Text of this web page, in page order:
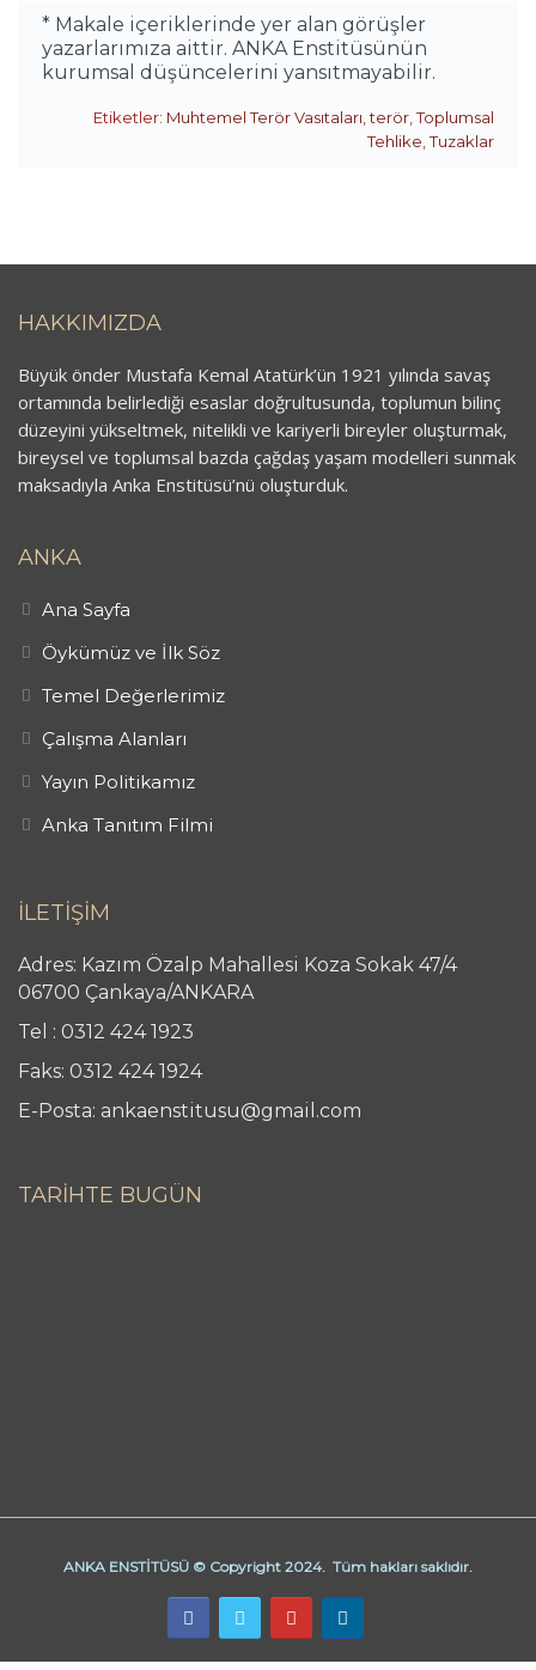
* Makale içeriklerinde yer alan görüşler
yazarlarımıza aittir. ANKA Enstitüsünün
kurumsal düşüncelerini yansıtmayabilir.
Etiketler: Muhtemel Terör Vasıtaları,terör,Toplumsal
Tehlike,Tuzaklar
HAKKIMIZDA
Büyük önder Mustafa Kemal Atatürk’ün 1921 yılında savaş
ortamında belirlediği esaslar doğrultusunda, toplumun bilinç
düzeyini yükseltmek, nitelikli ve kariyerli bireyler oluşturmak,
bireysel ve toplumsal bazda çağdaş yaşam modelleri sunmak
maksadıyla Anka Enstitüsü’nü oluşturduk.
ANKA
Ana Sayfa
Öykümüz ve İlk Söz
Temel Değerlerimiz
Çalışma Alanları
Yayın Politikamız
Anka Tanıtım Filmi
İLETİŞİM
Adres: Kazım Özalp Mahallesi Koza Sokak 47/4
06700 Çankaya/ANKARA
Tel : 0312 424 1923
Faks: 0312 424 1924
E-Posta: ankaenstitusu@gmail.com
TARİHTE BUGÜN
ANKA ENSTİTÜSÜ © Copyright 2024. Tüm hakları saklıdır.